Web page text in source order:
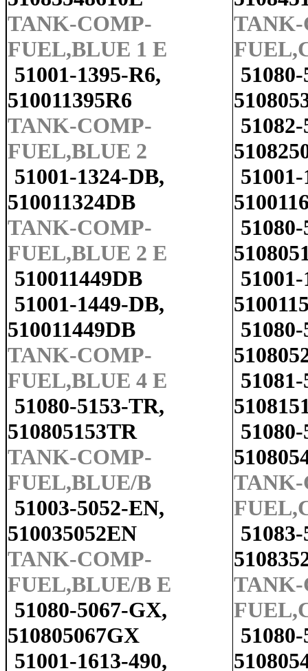
TANK-COMP-
FUEL,BLUE 1 E
51001-1395-R6,
510011395R6
TANK-COMP-
FUEL,BLUE 2
51001-1324-DB,
510011324DB
TANK-COMP-
FUEL,BLUE 2 E
510011449DB
51001-1449-DB,
510011449DB
TANK-COMP-
FUEL,BLUE 4 E
51080-5153-TR,
510805153TR
TANK-COMP-
FUEL,BLUE/B
51003-5052-EN,
510035052EN
TANK-COMP-
FUEL,BLUE/B E
51080-5067-GX,
510805067GX
51001-1613-490,